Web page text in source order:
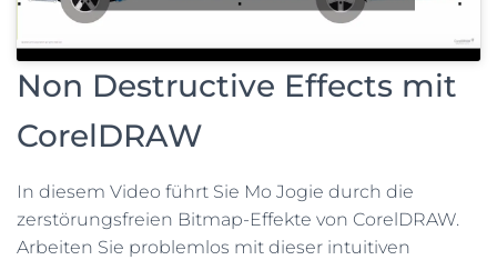
Non Destructive Effects mit
CorelDRAW
In diesem Video führt Sie Mo Jogie durch die
zerstörungsfreien Bitmap-Effekte von CorelDRAW.
Arbeiten Sie problemlos mit dieser intuitiven